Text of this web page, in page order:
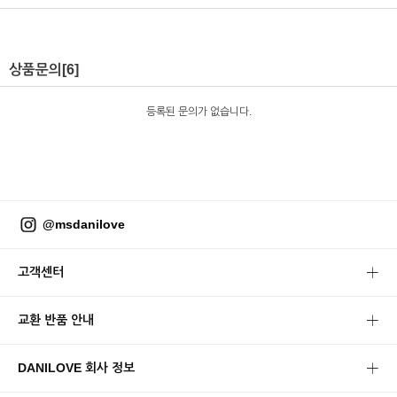
상품문의 [6]
등록된 문의가 없습니다.
@msdanilove
고객센터
교환 반품 안내
DANILOVE 회사 정보